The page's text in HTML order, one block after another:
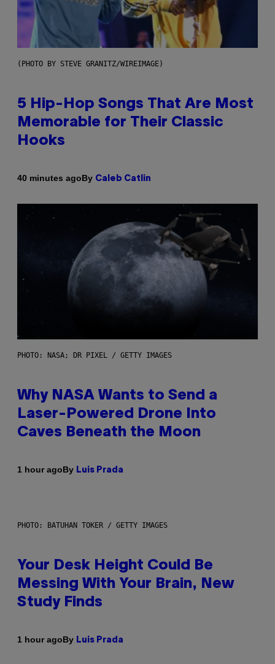
(PHOTO BY STEVE GRANITZ/WIREIMAGE)
5 Hip-Hop Songs That Are Most
Memorable for Their Classic
Hooks
40 minutes agoBy Caleb Catlin
PHOTO: NASA; DR PIXEL / GETTY IMAGES
Why NASA Wants to Send a
Laser-Powered Drone Into
Caves Beneath the Moon
1 hour agoBy Luis Prada
PHOTO: BATUHAN TOKER / GETTY IMAGES
Your Desk Height Could Be
Messing With Your Brain, New
Study Finds
1 hour agoBy Luis Prada